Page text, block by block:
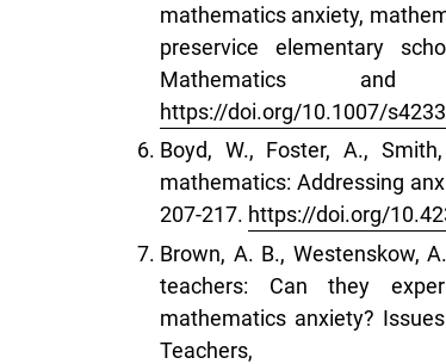
mathematics anxiety,
preservice elementary
Mathematics and
https://doi.org/10.1007/
Boyd, W., Foster, A.,
mathematics: Addressing
207-217. https://doi.org/
Brown, A. B., Westenskow,
teachers: Can they
mathematics anxiety?